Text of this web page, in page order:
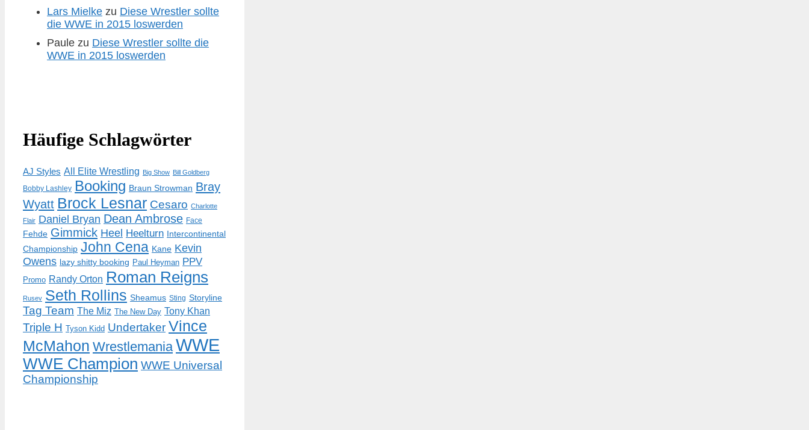
Lars Mielke zu Diese Wrestler sollte
die WWE in 2015 loswerden
Paule zu Diese Wrestler sollte die
WWE in 2015 loswerden
Häufige Schlagwörter
AJ Styles All Elite Wrestling Big Show Bill Goldberg
Bobby Lashley Booking Braun Strowman Bray
Wyatt Brock Lesnar Cesaro Charlotte
Flair Daniel Bryan Dean Ambrose Face
Fehde Gimmick Heel Heelturn
Intercontinental
Championship John Cena Kane Kevin
Owens lazy shitty booking Paul Heyman PPV
Promo Randy Orton Roman Reigns
Rusev Seth Rollins Sheamus Sting Storyline
Tag Team The Miz The New Day Tony Khan
Triple H Tyson Kidd Undertaker Vince
McMahon Wrestlemania WWE
WWE Champion WWE Universal
Championship